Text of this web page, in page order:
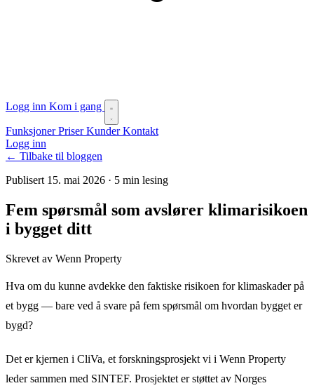
Logg inn Kom i gang
FunksjonerPriserKunderKontakt
Logg inn
← Tilbake til bloggen
Publisert 15. mai 2026 · 5 min lesing
Fem spørsmål som avslører klimarisikoen
i bygget ditt
Skrevet av Wenn Property
Hva om du kunne avdekke den faktiske risikoen for klimaskader på
et bygg — bare ved å svare på fem spørsmål om hvordan bygget er
bygd?
Det er kjernen i CliVa, et forskningsprosjekt vi i Wenn Property
leder sammen med SINTEF. Prosjektet er støttet av Norges